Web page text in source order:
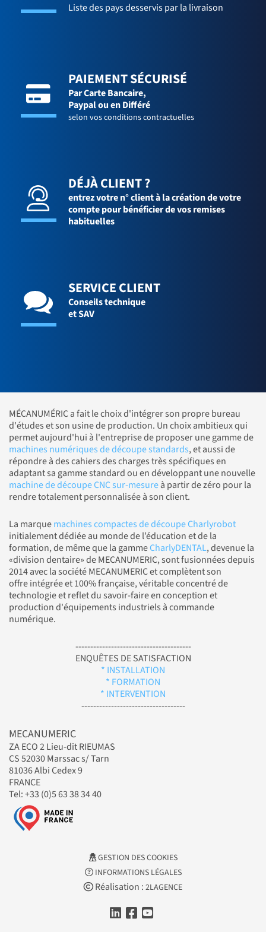
Liste des pays desservis par la livraison
PAIEMENT SÉCURISÉ
Par Carte Bancaire,
Paypal ou en Différé
selon vos conditions contractuelles
DÉJÀ CLIENT ?
entrez votre n° client à la création de votre
compte pour bénéficier de vos remises
habituelles
SERVICE CLIENT
Conseils technique
et SAV
MÉCANUMÉRIC a fait le choix d'intégrer son propre bureau
d'études et son usine de production. Un choix ambitieux qui
permet aujourd'hui à l'entreprise de proposer une gamme de
machines numériques de découpe standards, et aussi de
répondre à des cahiers des charges très spécifiques en
adaptant sa gamme standard ou en développant une nouvelle
machine de découpe CNC sur-mesureà partir de zéro pour la
rendre totalement personnalisée à son client.
La marquemachines compactes de découpe Charlyrobot
initialement dédiée au monde de l’éducation et de la
formation, de même que la gammeCharlyDENTAL, devenue la
«division dentaire» de MECANUMERIC, sont fusionnées depuis
2014 avec la société MECANUMERIC et complètent son
offre intégrée et 100% française, véritable concentré de
technologie et reflet du savoir-faire en conception et
production d'équipements industriels à commande
numérique.
---------------------------------------
ENQUÊTES DE SATISFACTION
* INSTALLATION
* FORMATION
* INTERVENTION
-----------------------------------
MECANUMERIC
ZA ECO 2 Lieu-dit RIEUMAS
CS 52030 Marssac s/ Tarn
81036 Albi Cedex 9
FRANCE
Tel: +33 (0)5 63 38 34 40
GESTION DES COOKIES
INFORMATIONS LÉGALES
Réalisation : 2LAGENCE